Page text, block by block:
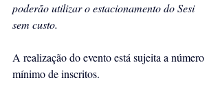
poderão utilizar o estacionamento do Sesi
sem custo.
A realização do evento está sujeita a número
mínimo de inscritos.